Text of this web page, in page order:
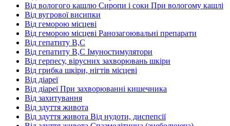
Від вологого кашлю Сиропи і соки При вологому кашлі
Від вугрової висипки
Від геморою місцеві
Від геморою місцеві Ранозагоювальні препарати
Від гепатиту В,С
Від гепатиту В,С Імуностимулятори
Від герпесу, вірусних захворювань шкіри
Від грибка шкіри, нігтів місцеві
Від діареї
Від діареї При захворюванні кишечника
Від захитування
Від здуття живота
Від здуття живота Від нудоти, диспепсії